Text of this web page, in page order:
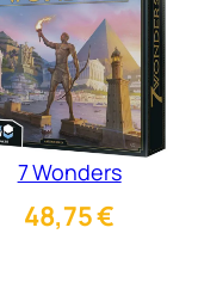
7 Wonders
48,75€